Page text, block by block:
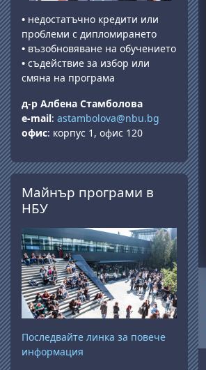
• недостатъчно кредити или
проблеми с дипломирането
• възобновяване на обучението
• съдействие за избор или
смяна на програма
д-р Албена Стамболова
e-mail: astambolova@nbu.bg
офис: корпус 1, офис 120
Passer Майнър програми в НБУ
Майнър програми в
НБУ
Последвайте линка за повече
информация